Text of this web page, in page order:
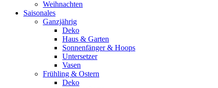
Weihnachten
Saisonales
Ganzjährig
Deko
Haus & Garten
Sonnenfänger & Hoops
Untersetzer
Vasen
Frühling & Ostern
Deko